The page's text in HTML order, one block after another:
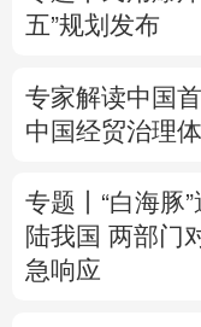
Русский язык
五”规划发布
专家解读中国
中国经贸治理
专题丨 “白海豚
陆我国 两部门
急响应